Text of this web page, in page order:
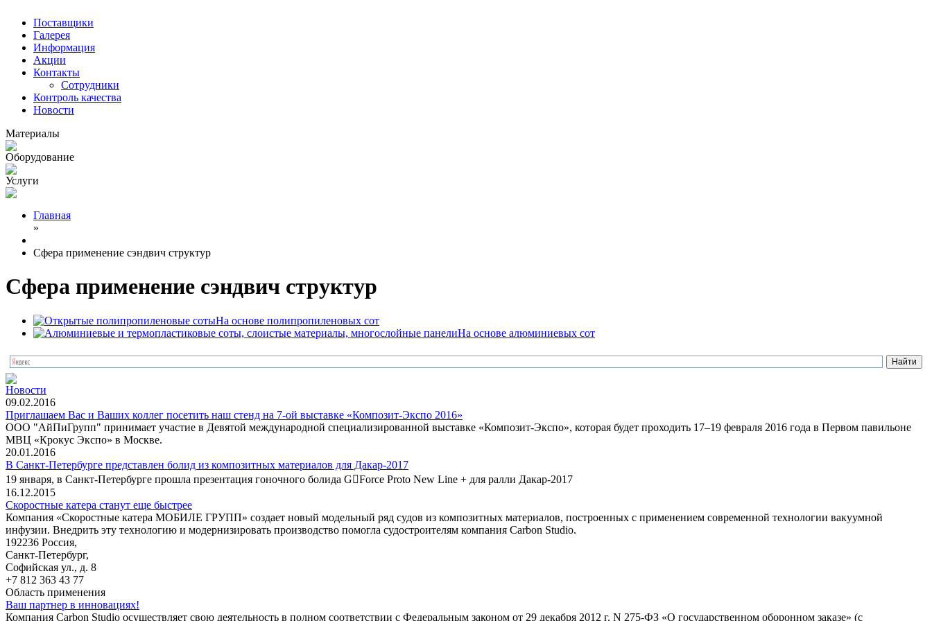
Поставщики
Галерея
Информация
Акции
Контакты
Сотрудники
Контроль качества
Новости
Материалы
Оборудование
Услуги
Главная
»
Сфера применение сэндвич структур
Сфера применение сэндвич структур
На основе полипропиленовых сот
На основе алюминиевых сот
Новости
09.02.2016
Приглашаем Вас и Ваших коллег посетить наш стенд на 7-ой выставке «Композит-Экспо 2016»
ООО "АйПиГрупп" принимает участие в Девятой международной специализированной выставке «Композит-Экспо», которая будет проходить 17–19 февраля 2016 года в Первом павильоне
МВЦ «Крокус Экспо» в Москве.
20.01.2016
В Санкт-Петербурге представлен болид из композитных материалов для Дакар-2017
19 января, в Санкт-Петербурге прошла презентация гоночного болида G￾Force Proto New Line + для ралли Дакар-2017
16.12.2015
Скоростные катера станут еще быстрее
Компания «Скоростные катера МОБИЛЕ ГРУПП» создает новый модельный ряд судов из композитных материалов, построенных с применением современной технологии вакуумной
инфузии. Внедрить эту технологию и модернизировать производство помогла судостроителям компания Carbon Studio.
192236 Россия,
Санкт-Петербург,
Софийская ул., д. 8
+7 812 363 43 77
Область применения
Ваш партнер в инновациях!
Компания Carbon Studio осуществляет свою деятельность в полном соответствии с Федеральным законом от 29 декабря 2012 г. N 275-ФЗ «О государственном оборонном заказе» (с